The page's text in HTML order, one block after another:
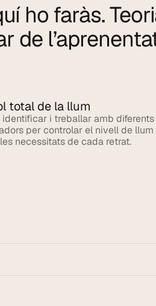
ho faràs.
de
total de la llum
identificar i treballar amb
per controlar el nivell de llum
necessitats de cada retrat.